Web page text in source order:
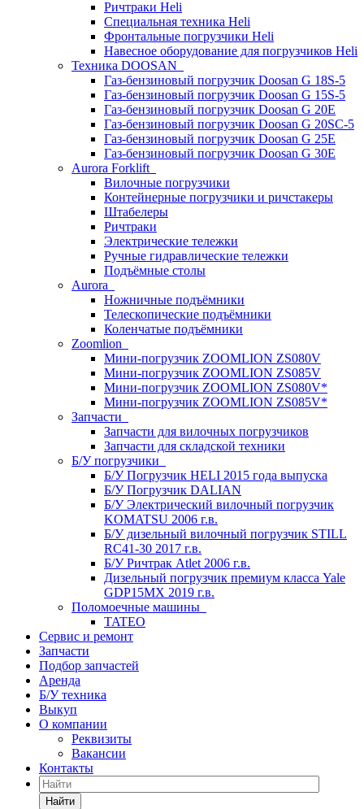
Ричтраки Heli
Специальная техника Heli
Фронтальные погрузчики Heli
Навесное оборудование для погрузчиков Heli
Техника DOOSAN
Газ-бензиновый погрузчик Doosan G 18S-5
Газ-бензиновый погрузчик Doosan G 15S-5
Газ-бензиновый погрузчик Doosan G 20E
Газ-бензиновый погрузчик Doosan G 20SC-5
Газ-бензиновый погрузчик Doosan G 25E
Газ-бензиновый погрузчик Doosan G 30E
Aurora Forklift
Вилочные погрузчики
Контейнерные погрузчики и ричстакеры
Штабелеры
Ричтраки
Электрические тележки
Ручные гидравлические тележки
Подъёмные столы
Aurora
Ножничные подъёмники
Телескопические подъёмники
Коленчатые подъёмники
Zoomlion
Мини-погрузчик ZOOMLION ZS080V
Мини-погрузчик ZOOMLION ZS085V
Мини-погрузчик ZOOMLION ZS080V*
Мини-погрузчик ZOOMLION ZS085V*
Запчасти
Запчасти для вилочных погрузчиков
Запчасти для складской техники
Б/У погрузчики
Б/У Погрузчик HELI 2015 года выпуска
Б/У Погрузчик DALIAN
Б/У Электрический вилочный погрузчик
KOMATSU 2006 г.в.
Б/У дизельный вилочный погрузчик STILL
RC41-30 2017 г.в.
Б/У Ричтрак Atlet 2006 г.в.
Дизельный погрузчик премиум класса Yale
GDP15MX 2019 г.в.
Поломоечные машины
TATEO
Сервис и ремонт
Запчасти
Подбор запчастей
Аренда
Б/У техника
Выкуп
О компании
Реквизиты
Вакансии
Контакты
Найти